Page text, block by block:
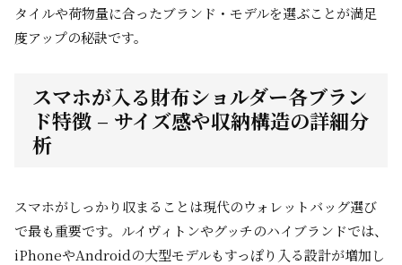
タイルや荷物量に合ったブランド・モデルを選ぶことが満足
度アップの秘訣です。
スマホが入る財布ショルダー各ブラン
ド特徴 – サイズ感や収納構造の詳細分
析
スマホがしっかり収まることは現代のウォレットバッグ選び
で最も重要です。ルイヴィトンやグッチのハイブランドでは、
iPhoneやAndroidの大型モデルもすっぽり入る設計が増加し